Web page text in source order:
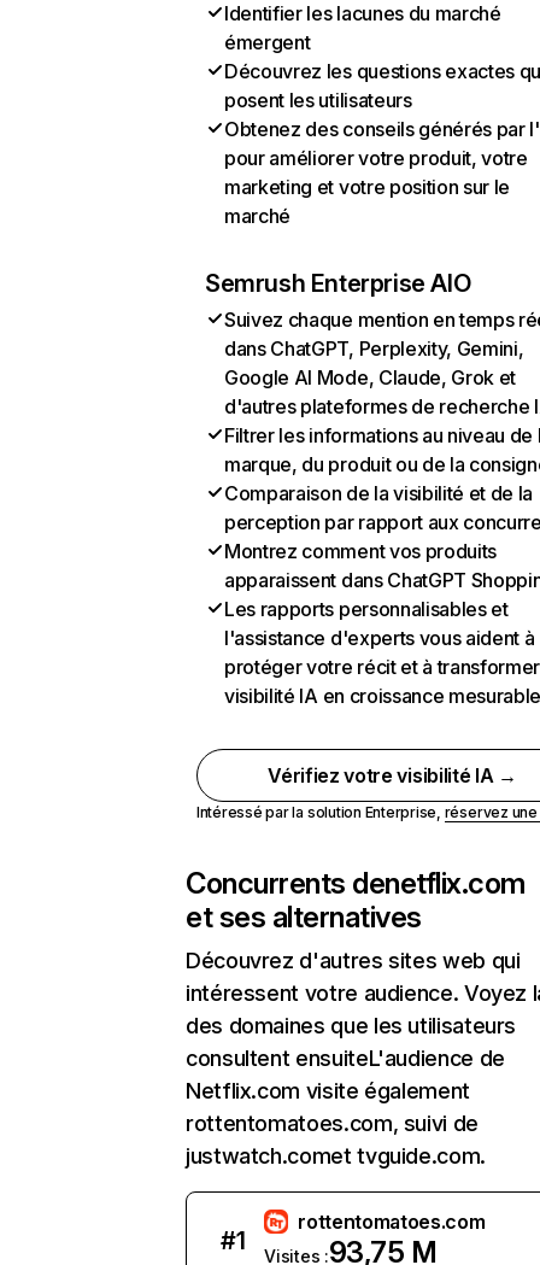
Identifier les lacunes du marché
émergent
Découvrez les questions exactes
posent les utilisateurs
Obtenez des conseils générés par
pour améliorer votre produit, votre
marketing et votre position sur le
marché
Semrush Enterprise AIO
Suivez chaque mention en temps
dans ChatGPT, Perplexity, Gemini,
Google AI Mode, Claude, Grok et
d'autres plateformes de recherche
Filtrer les informations au niveau de
marque, du produit ou de la
Comparaison de la visibilité et de la
perception par rapport aux
Montrez comment vos produits
apparaissent dans ChatGPT
Les rapports personnalisables et
l'assistance d'experts vous aident à
protéger votre récit et à
visibilité IA en croissance
Vérifiez votre visibilité IA →
Intéressé par la solution Enterprise, réservez
Concurrents denetflix.com
et ses alternatives
Découvrez d'autres sites web qui
intéressent votre audience. Voyez
des domaines que les utilisateurs
consultent ensuiteL'audience de
Netflix.com visite également
rottentomatoes.com, suivi de
justwatch.comet tvguide.com.
#1
rottentomatoes.com
Visites :93,75 M